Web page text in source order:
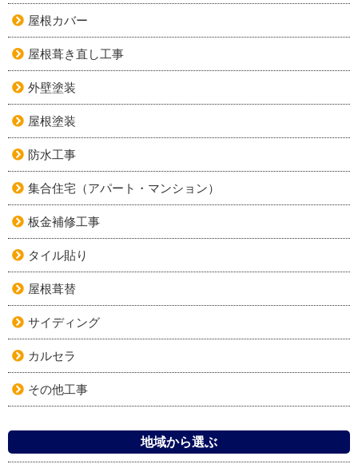
屋根カバー
屋根葺き直し工事
外壁塗装
屋根塗装
防水工事
集合住宅（アパート・マンション）
板金補修工事
タイル貼り
屋根葺替
サイディング
カルセラ
その他工事
地域から選ぶ